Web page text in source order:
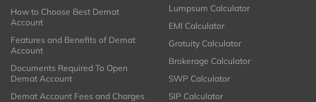
How to Choose Best Demat
Account
Features and Benefits of Demat
Account
Documents Required To Open
Demat Account
Demat Account Fees and Charges
Lumpsum Calculator
EMI Calculator
Gratuity Calculator
Brokerage Calculator
SWP Calculator
SIP Calculator